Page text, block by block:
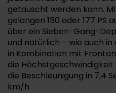
getauscht werden kann.
gelangen 150 oder 177 PS
über ein Sieben-Gang-
und natürlich – wie auch
in Kombination mit
die
die Beschleunigung in 7,4
km/h.